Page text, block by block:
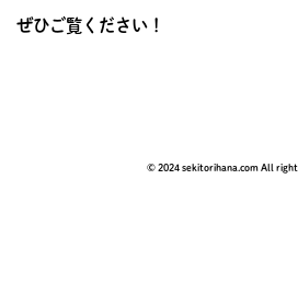
ぜひご覧ください！
© 2024 sekitorihana.com All